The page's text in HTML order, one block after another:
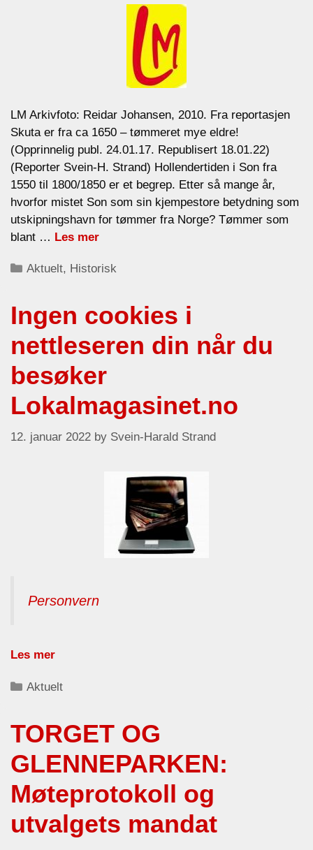
LM Arkivfoto: Reidar Johansen, 2010. Fra reportasjen
Skuta er fra ca 1650 – tømmeret mye eldre!
(Opprinnelig publ. 24.01.17. Republisert 18.01.22)
(Reporter Svein-H. Strand) Hollendertiden i Son fra
1550 til 1800/1850 er et begrep. Etter så mange år,
hvorfor mistet Son som sin kjempestore betydning som
utskipningshavn for tømmer fra Norge? Tømmer som
blant … Les mer
Categories
Aktuelt, Historisk
Ingen cookies i
nettleseren din når du
besøker
Lokalmagasinet.no
12. januar 2022 by Svein-Harald Strand
Personvern
Les mer
Categories
Aktuelt
TORGET OG
GLENNEPARKEN:
Møteprotokoll og
utvalgets mandat